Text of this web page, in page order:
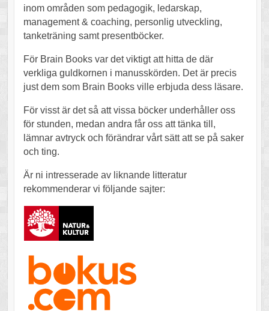
inom områden som pedagogik, ledarskap,
management & coaching, personlig utveckling,
tanketräning samt presentböcker.
För Brain Books var det viktigt att hitta de där
verkliga guldkornen i manusskörden. Det är precis
just dem som Brain Books ville erbjuda dess läsare.
För visst är det så att vissa böcker underhåller oss
för stunden, medan andra får oss att tänka till,
lämnar avtryck och förändrar vårt sätt att se på saker
och ting.
Är ni intresserade av liknande litteratur
rekommenderar vi följande sajter: